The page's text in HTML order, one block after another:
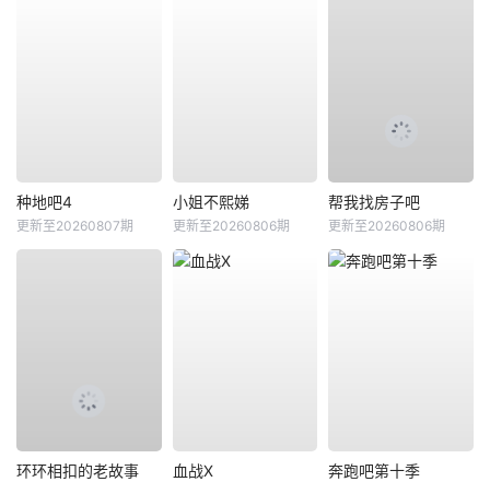
种地吧4
更新至20260807期
小姐不熙娣
更新至20260806期
帮我找房子吧
更新至20260806期
环环相扣的老故事 血战X 奔跑吧第十季